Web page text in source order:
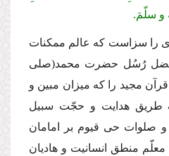
و سلّمَ.
را سزاست كه عالم ممكنات
رُسُل حضرت محمد(صلی
مجید را كه میزان مبین و
طریق هدایت و حجّت سبیل
صلوات حی قیوم بر امامان
معلّم منطق انسانیت و هادیان